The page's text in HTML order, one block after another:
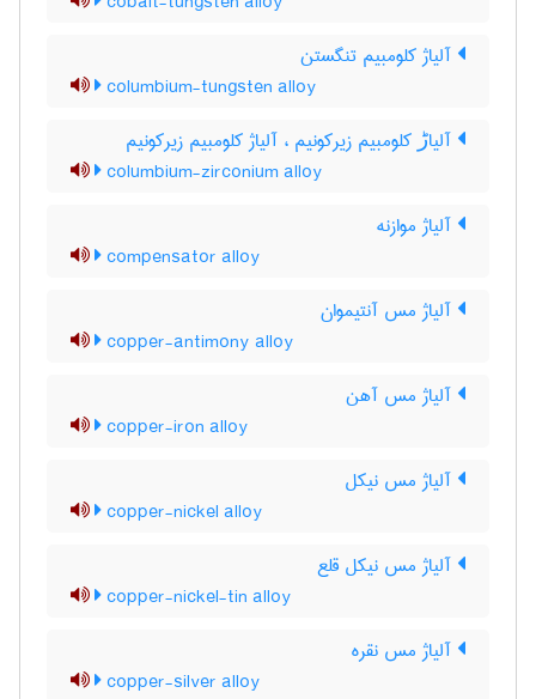
آلیاژ کلومبیم تنگستن
columbium-tungsten alloy
آلیاڑ کلومبیم زیرکونیم ، آلیاژ کلومبیم زیرکونیم
columbium-zirconium alloy
آلیاژ موازنه
compensator alloy
آلیاژ مس آنتیموان
copper-antimony alloy
آلیاژ مس آهن
copper-iron alloy
آلیاژ مس نیکل
copper-nickel alloy
آلیاژ مس نیکل قلع
copper-nickel-tin alloy
آلیاژ مس نقره
copper-silver alloy